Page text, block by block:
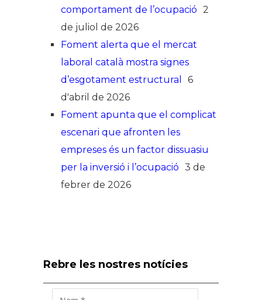
comportament de l’ocupació 2
de juliol de 2026
Foment alerta que el mercat
laboral català mostra signes
d’esgotament estructural
6
d'abril de 2026
Foment apunta que el complicat
escenari que afronten les
empreses és un factor dissuasiu
per la inversió i l’ocupació 3 de
febrer de 2026
Rebre les nostres notícies